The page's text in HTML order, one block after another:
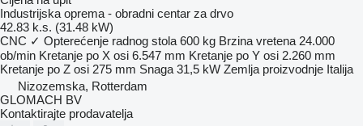
Industrijska oprema - obradni centar za drvo
42.83 k.s. (31.48 kW)
CNC ✓ Opterećenje radnog stola 600 kg Brzina vretena 24.000
ob/min Kretanje po X osi 6.547 mm Kretanje po Y osi 2.260 mm
Kretanje po Z osi 275 mm Snaga 31,5 kW Zemlja proizvodnje Italija
Nizozemska, Rotterdam
GLOMACH BV
Kontaktirajte prodavatelja